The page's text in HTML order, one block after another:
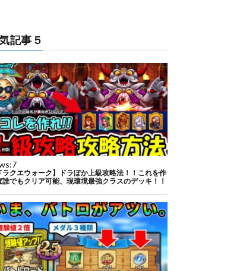
記事５